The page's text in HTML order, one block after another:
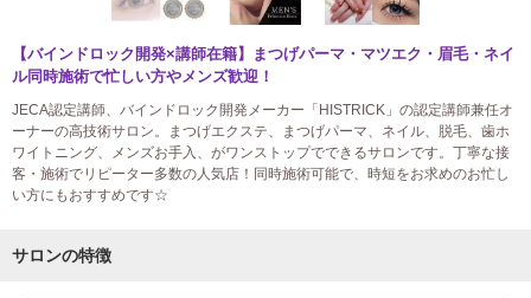
【バインドロック開発×講師在籍】まつげパーマ・マツエク・眉毛・ネイ
ル同時施術で忙しい方やメンズ歓迎！
JECA認定講師、バインドロック開発メーカー「HISTRICK」の認定講師兼任オ
ーナーの高技術サロン。まつげエクステ、まつげパーマ、ネイル、脱毛、歯ホ
ワイトニング、メンズお手入、がワンストップでできるサロンです。丁寧な接
客・施術でリピーター多数の人気店！同時施術可能で、時短をお求めのお忙し
い方にもおすすめです☆
サロンの特徴